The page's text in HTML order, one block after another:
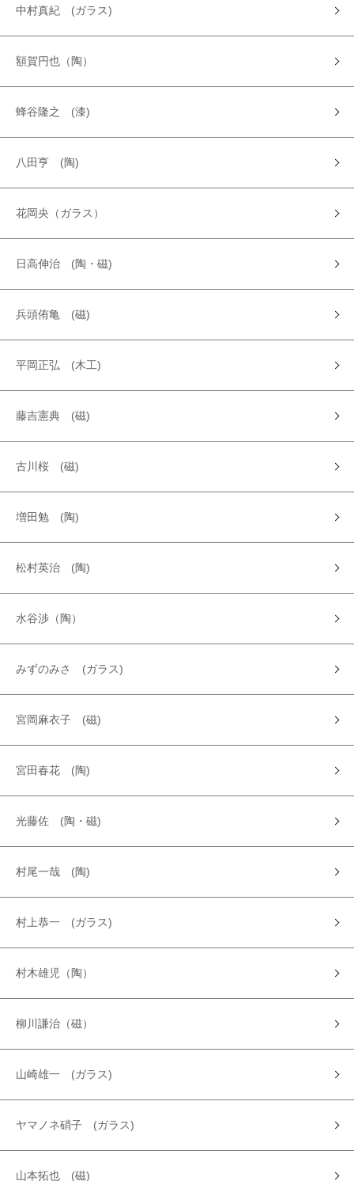
中村真紀 (ガラス)
額賀円也（陶）
蜂谷隆之 (漆)
八田亨 (陶)
花岡央（ガラス）
日高伸治 (陶・磁)
兵頭侑亀 (磁)
平岡正弘 (木工)
藤吉憲典 (磁)
古川桜 (磁)
増田勉 (陶)
松村英治 (陶)
水谷渉（陶）
みずのみさ (ガラス)
宮岡麻衣子 (磁)
宮田春花 (陶)
光藤佐 (陶・磁)
村尾一哉 (陶)
村上恭一 (ガラス)
村木雄児（陶）
柳川謙治（磁）
山崎雄一 (ガラス)
ヤマノネ硝子 (ガラス)
山本拓也 (磁)